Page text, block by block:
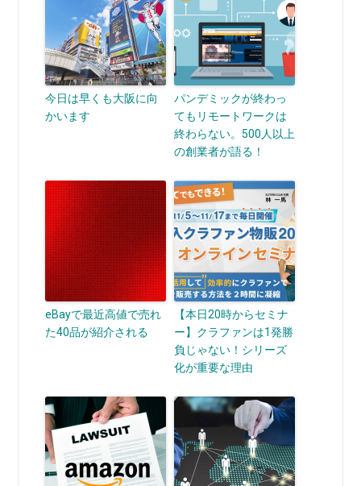
今日は早くも大阪に向
かいます
パンデミックが終わっ
てもリモートワークは
終わらない。500人以上
の創業者が語る！
eBayで最近高値で売れ
た40品が紹介される
【本日20時からセミナ
ー】クラファンは1発勝
負じゃない！シリーズ
化が重要な理由